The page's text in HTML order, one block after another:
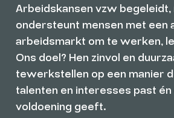
Arbeidskansen vzw
ondersteunt mensen met een
arbeidsmarkt om te werken,
Ons doel? Hen zinvol en
tewerkstellen op een manier
talenten en interesses past én
voldoening geeft.